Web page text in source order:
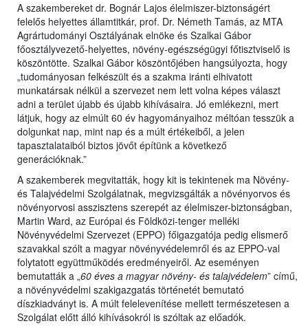
A szakembereket dr. Bognár Lajos élelmiszer-biztonságért
felelős helyettes államtitkár, prof. Dr. Németh Tamás, az MTA
Agrártudományi Osztályának elnöke és Szalkai Gábor
főosztályvezető-helyettes, növény-egészségügyi főtisztviselő is
köszöntötte. Szalkai Gábor köszöntőjében hangsúlyozta, hogy
„tudományosan felkészült és a szakma iránti elhivatott
munkatársak nélkül a szervezet nem lett volna képes választ
adni a terület újabb és újabb kihívásaira. Jó emlékezni, mert
látjuk, hogy az elmúlt 60 év hagyományaihoz méltóan tesszük a
dolgunkat nap, mint nap és a múlt értékeiből, a jelen
tapasztalataiból biztos jövőt építünk a következő
generációknak.”
A szakemberek megvitatták, hogy kit is tekintenek ma Növény-
és Talajvédelmi Szolgálatnak, megvizsgálták a növényorvos és
növényorvosi asszisztens szerepét az élelmiszer-biztonságban,
Martin Ward, az Európai és Földközi-tenger melléki
Növényvédelmi Szervezet (EPPO) főigazgatója pedig elismerő
szavakkal szólt a magyar növényvédelemről és az EPPO-val
folytatott együttműködés eredményeiről. Az eseményen
bemutatták a „60 éves a magyar növény- és talajvédelem” című,
a növényvédelmi szakigazgatás történetét bemutató
díszkiadványt is. A múlt felelevenítése mellett természetesen a
Szolgálat előtt álló kihívásokról is szóltak az előadók.